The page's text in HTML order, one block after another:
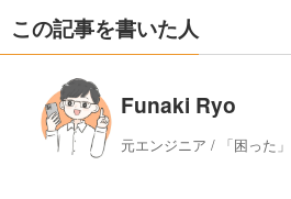
この記事を書いた人
Funaki Ryo
元エンジニア / 「困った